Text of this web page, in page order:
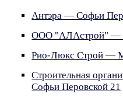
Антэра — Софьи
ООО "АЛАстрой" —
Рио-Люкс Строй —
Строительная
Софьи Перовской 21